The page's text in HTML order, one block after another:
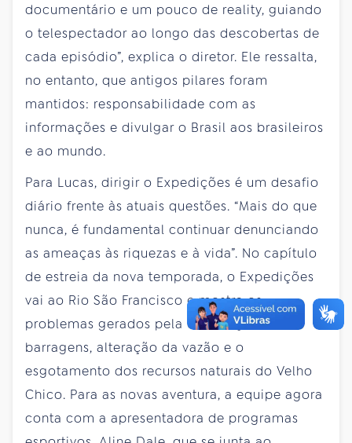
documentário e um pouco de reality, guiando
o telespectador ao longo das descobertas de
cada episódio”, explica o diretor. Ele ressalta,
no entanto, que antigos pilares foram
mantidos: responsabilidade com as
informações e divulgar o Brasil aos brasileiros
e ao mundo.
Para Lucas, dirigir o Expedições é um desafio
diário frente às atuais questões. “Mais do que
nunca, é fundamental continuar denunciando
as ameaças às riquezas e à vida”. No capítulo
de estreia da nova temporada, o Expedições
vai ao Rio São Francisco e mostra os
problemas gerados pela construção de
barragens, alteração da vazão e o
esgotamento dos recursos naturais do Velho
Chico. Para as novas aventura, a equipe agora
conta com a apresentadora de programas